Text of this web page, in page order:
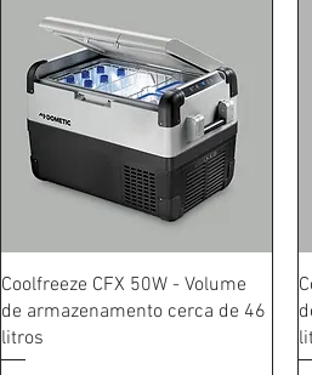
Schnellansicht
Coolfreeze CFX 50W - Volume
de armazenamento cerca de 46
litros